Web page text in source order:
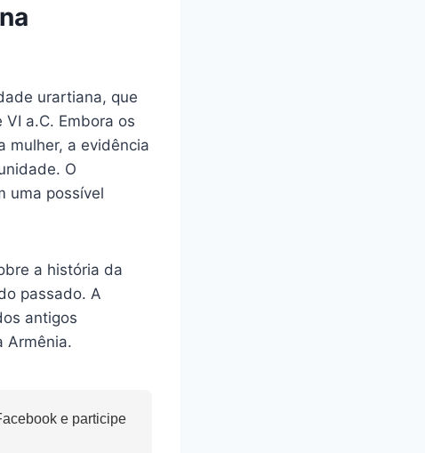
urartiana, que
a.C. Embora os
mulher, a evidência
O
uma possível
a história da
passado. A
antigos
Armênia.
e participe